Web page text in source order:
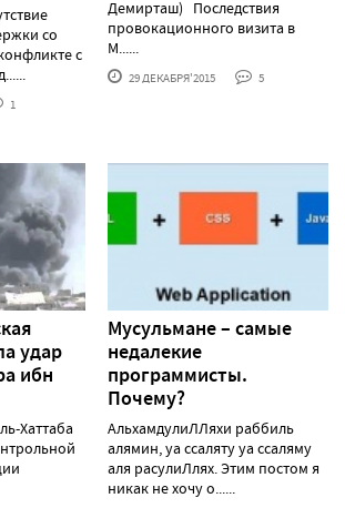
со
с
1
Демирташ) Последствия
провокационного визита в
М......
29 ДЕКАБРЯ'2015 5
удар
ибн
Хаттаба
Мусульмане – самые
недалекие
программисты.
Почему?
АльхамдулиЛЛяхи раббиль
алямин, уа ссаляту уа ссаляму
аля расулиЛлях. Этим постом я
никак не хочу о......